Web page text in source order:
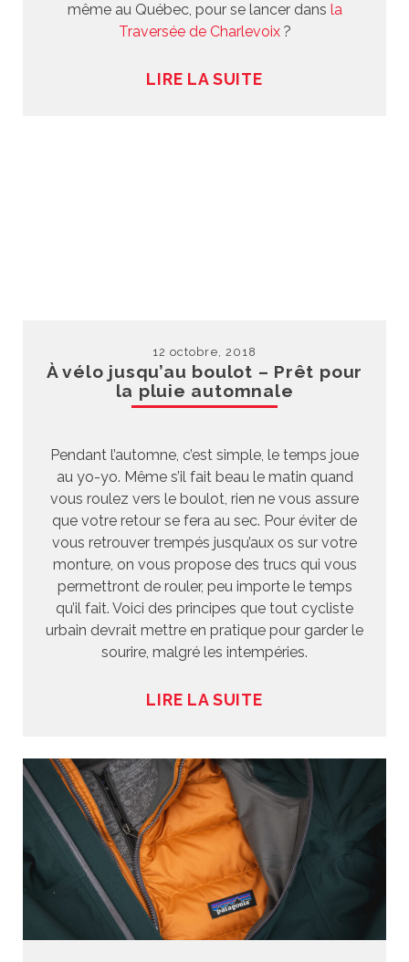
même au Québec, pour se lancer dans la
Traversée de Charlevoix?
LIRE LA SUITE
12 octobre, 2018
À vélo jusqu’au boulot – Prêt pour
la pluie automnale
Pendant l’automne, c’est simple, le temps joue
au yo-yo. Même s’il fait beau le matin quand
vous roulez vers le boulot, rien ne vous assure
que votre retour se fera au sec. Pour éviter de
vous retrouver trempés jusqu’aux os sur votre
monture, on vous propose des trucs qui vous
permettront de rouler, peu importe le temps
qu’il fait. Voici des principes que tout cycliste
urbain devrait mettre en pratique pour garder le
sourire, malgré les intempéries.
LIRE LA SUITE